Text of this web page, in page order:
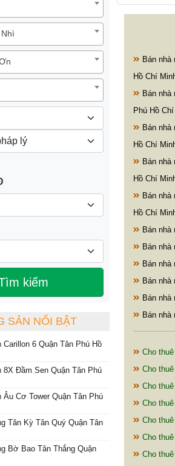
kiếm
SẢN NỔI BẬT
Carillon 6 Quận Tân Phú Hồ
8X Đầm Sen Quận Tân Phú
Âu Cơ Tower Quận Tân Phú
Tân Kỳ Tân Quý Quận Tân
Bờ Bao Tân Thắng Quận
Bán
Hồ Chí
Bán nhà
Phú Hồ
Bán nhà
Hồ Chí
Bán nhà
Hồ Chí
Bán nhà
Hồ Chí
Bán nhà
Bán nhà
Bán nhà
Bán nhà
Bán nhà
Bán nhà
Cho
Cho
Cho
Cho
Cho
Cho
Cho